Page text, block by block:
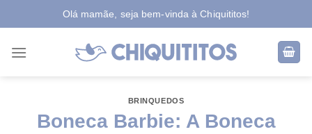
to
Olá mamãe, seja bem-vinda à Chiquititos!
BRINQUEDOS
Boneca Barbie: A Boneca